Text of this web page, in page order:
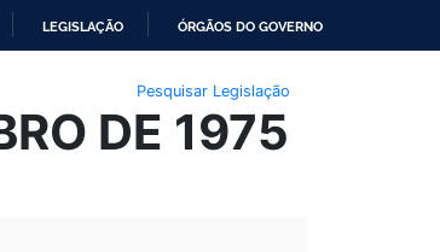
LEGISLAÇÃO ÓRGÃOS DO GOVERNO
Pesquisar Legislação
DE 1975